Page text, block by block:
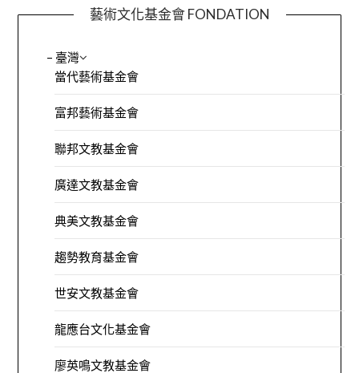
藝術文化基金會 FONDATION
– 臺灣
當代藝術基金會
富邦藝術基金會
聯邦文教基金會
廣達文教基金會
典美文教基金會
趨勢教育基金會
世安文教基金會
龍應台文化基金會
廖英鳴文教基金會